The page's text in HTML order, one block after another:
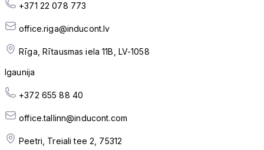
+371 22 078 773
office.riga@inducont.lv
Rīga, Rītausmas iela 11B, LV-1058
Igaunija
+372 655 88 40
office.tallinn@inducont.com
Peetri, Treiali tee 2, 75312